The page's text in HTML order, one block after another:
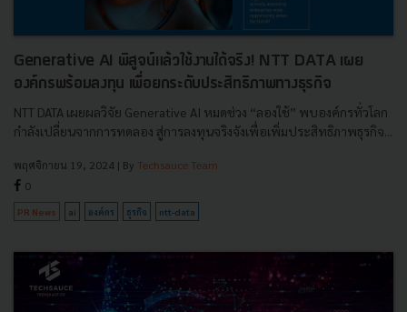
Generative AI พิสูจน์แล้วใช้งานได้จริง! NTT DATA เผย
องค์กรพร้อมลงทุน เพื่อยกระดับประสิทธิภาพทางธุรกิจ
NTT DATA เผยผลวิจัย Generative AI หมดช่วง “ลองใช้” พบองค์กรทั่วโลก
กำลังเปลี่ยนจากการทดลอง สู่การลงทุนจริงจังเพื่อเพิ่มประสิทธิภาพธุรกิจ...
พฤศจิกายน 19, 2024 | By Techsauce Team
0
PR News ai องค์กร ธุรกิจ ntt-data